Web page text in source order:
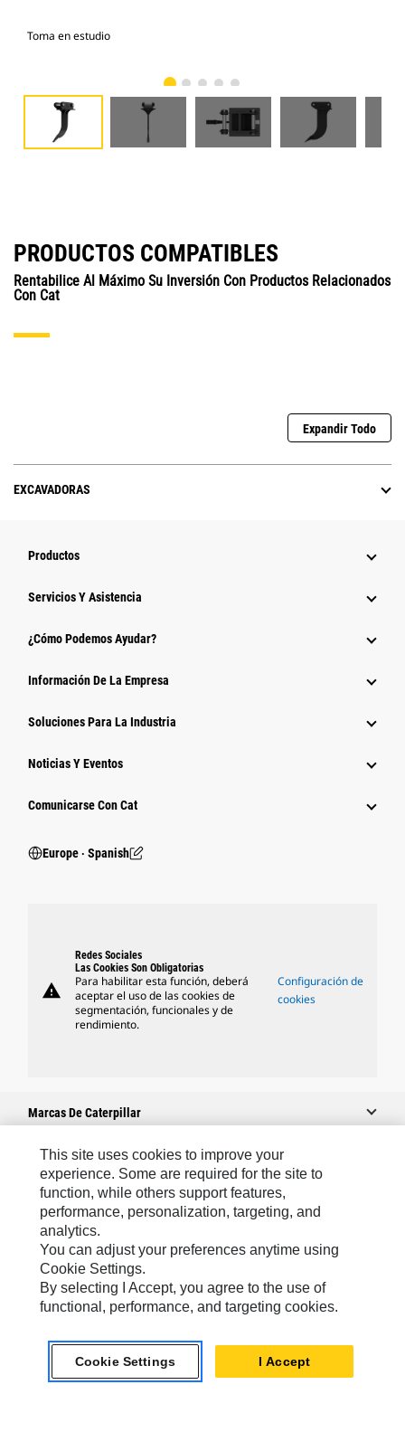
Toma en estudio
PRODUCTOS COMPATIBLES
Rentabilice Al Máximo Su Inversión Con Productos Relacionados
Con Cat
Expandir Todo
EXCAVADORAS
Productos
Servicios Y Asistencia
¿Cómo Podemos Ayudar?
Información De La Empresa
Soluciones Para La Industria
Noticias Y Eventos
Comunicarse Con Cat
Europe ‧ Spanish
warning
Redes Sociales
Las Cookies Son Obligatorias
Para habilitar esta función, deberá
aceptar el uso de las cookies de
segmentación, funcionales y de
rendimiento.
Configuración de
cookies
Marcas De Caterpillar
Caterpillar.com
Contacto Caterpillar
Mis Preferencias De Marketing
Mapa Del Sitio
Cookie Settings
Privacidad
This site uses cookies to improve your
experience. Some are required for the site to
function, while others support features,
performance, personalization, targeting, and
analytics.
You can adjust your preferences anytime using
Cookie Settings.
By selecting I Accept, you agree to the use of
functional, performance, and targeting cookies.
Cookie Settings I Accept